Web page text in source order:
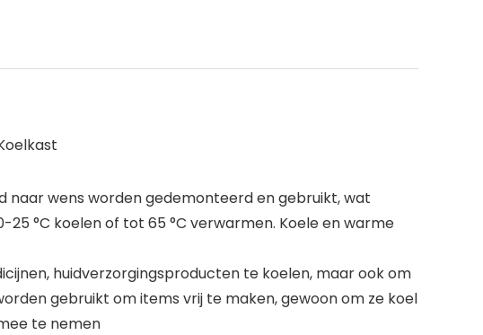
naar wens worden gedemonteerd en gebruikt, wat
°C koelen of tot 65 °C verwarmen. Koele en warme
huidverzorgingsproducten te koelen, maar ook om
gebruikt om items vrij te maken, gewoon om ze koel
te nemen